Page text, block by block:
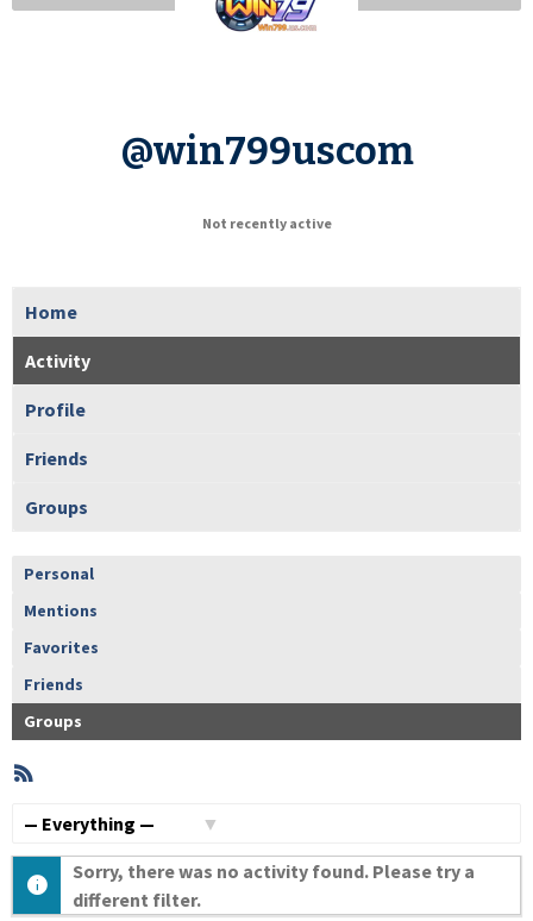
@win799uscom
Not recently active
Home
Activity
Profile
Friends
Groups
Personal
Mentions
Favorites
Friends
Groups
Member
Activities
Sorry, there was no activity found. Please try a
different filter.